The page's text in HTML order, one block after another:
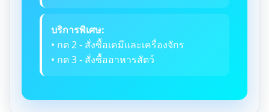
บริการพิเศษ:
• กด 2 - สั่งซื้อเคมีและเครื่องจักร
• กด 3 - สั่งซื้ออาหารสัตว์